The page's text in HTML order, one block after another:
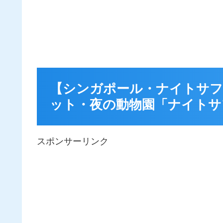
【シンガポール・ナイトサ
ット・夜の動物園「ナイト
スポンサーリンク